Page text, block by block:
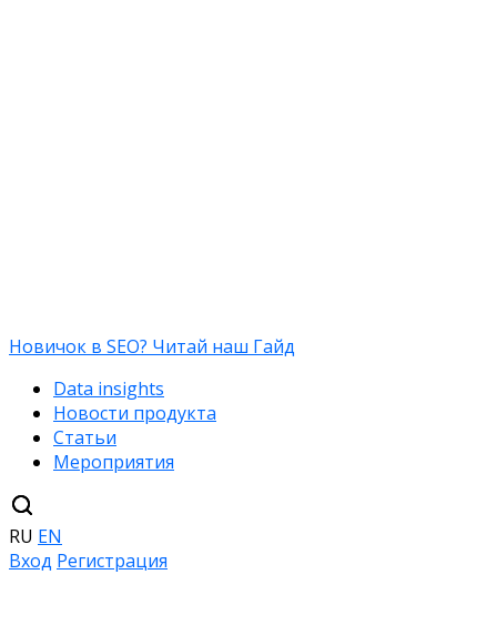
Новичок в SEO? Читай наш Гайд
Data insights
Новости продукта
Статьи
Мероприятия
RU EN
Вход Регистрация